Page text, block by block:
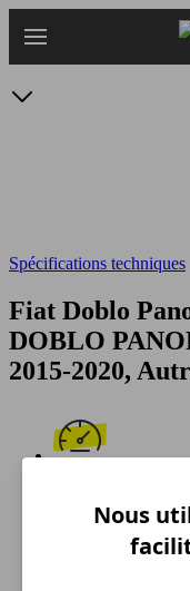
au
Spécifications techniques
Fiat Doblo
DOBLO
2015-2020,
Nous